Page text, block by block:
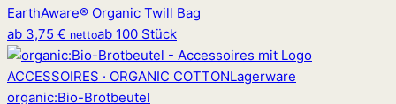
EarthAware® Organic Twill Bag
ab 3,75 € nettoab 100 Stück
ACCESSOIRES · ORGANIC COTTONLagerware
organic:Bio-Brotbeutel